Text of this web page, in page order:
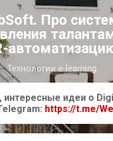
К основному контенту
Про
Технологии e-learning
интересные идеи о
https://t.me/